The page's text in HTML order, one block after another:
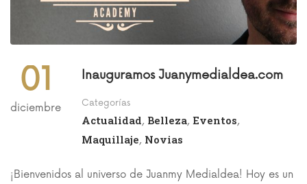
01
diciembre
Inauguramos Juanymedialdea.com
Categorías
Actualidad, Belleza, Eventos,
Maquillaje, Novias
¡Bienvenidos al universo de Juanmy Medialdea! Hoy es un